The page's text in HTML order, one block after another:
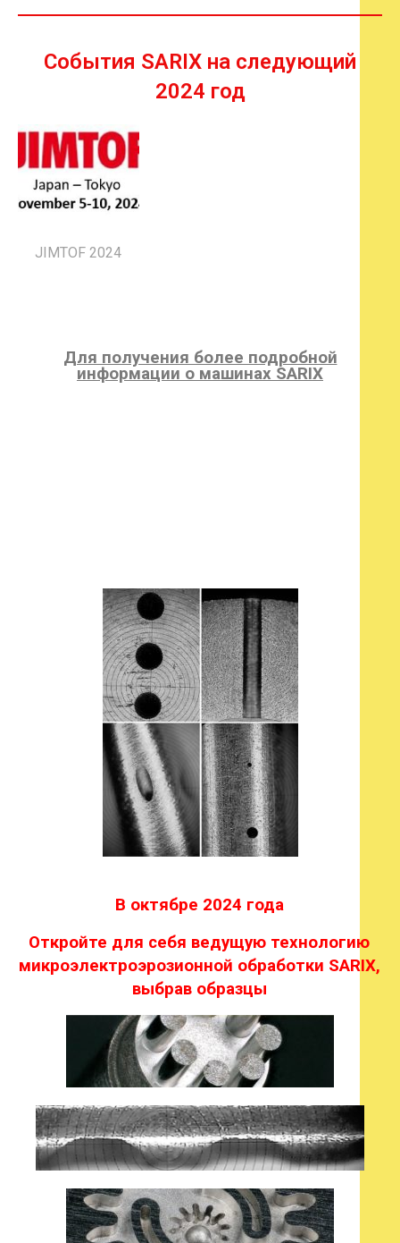
События SARIX на следующий
2024 год
JIMTOF 2024
Для получения более подробной
информации о машинах SARIX
В октябре 2024 года
Откройте для себя ведущую технологию
микроэлектроэрозионной обработки SARIX,
выбрав образцы